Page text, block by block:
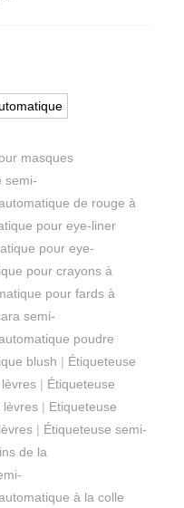
masques
semi-
de rouge à
pour eye-liner
pour eye-
pour crayons à
pour fards à
semi-
poudre
blush | Étiqueteuse
| Étiqueteuse
lèvres | Etiqueteuse
| Étiqueteuse semi-
de la
à la colle